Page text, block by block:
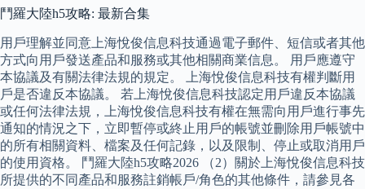
鬥羅大陸h5攻略: 最新合集
用戶理解並同意上海悅俊信息科技通過電子郵件、短信或者其他
方式向用戶發送產品和服務或其他相關商業信息。 用戶應遵守
本協議及有關法律法規的規定。 上海悅俊信息科技有權判斷用
戶是否違反本協議。 若上海悅俊信息科技認定用戶違反本協議
或任何法律法規，上海悅俊信息科技有權在無需向用戶進行事先
通知的情況之下，立即暫停或終止用戶的帳號並刪除用戶帳號中
的所有相關資料、檔案及任何記錄，以及限制、停止或取消用戶
的使用資格。 鬥羅大陸h5攻略2026 （2）關於上海悅俊信息科技
所提供的不同產品和服務註銷帳戶/角色的其他條件，請參見各